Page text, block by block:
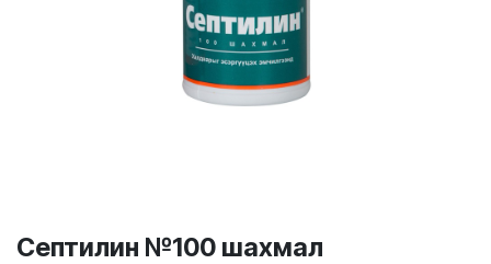
Септилин №100 шахмал